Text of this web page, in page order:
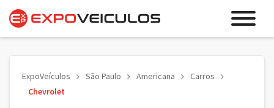
ExpoVeículos São Paulo Americana
Carros
Chevrolet